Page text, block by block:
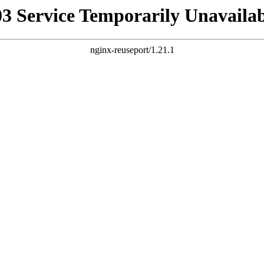
Service Temporarily
nginx-reuseport/1.21.1